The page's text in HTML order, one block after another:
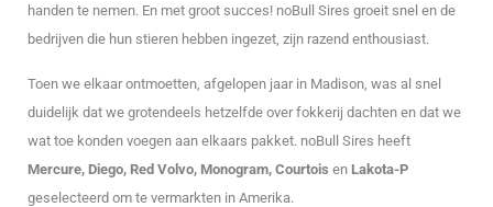
handen te nemen. En met groot succes! noBull Sires groeit snel en de
bedrijven die hun stieren hebben ingezet, zijn razend enthousiast.
Toen we elkaar ontmoetten, afgelopen jaar in Madison, was al snel
duidelijk dat we grotendeels hetzelfde over fokkerij dachten en dat we
wat toe konden voegen aan elkaars pakket. noBull Sires heeft
Mercure, Diego, Red Volvo, Monogram, Courtois en Lakota-P
geselecteerd om te vermarkten in Amerika.